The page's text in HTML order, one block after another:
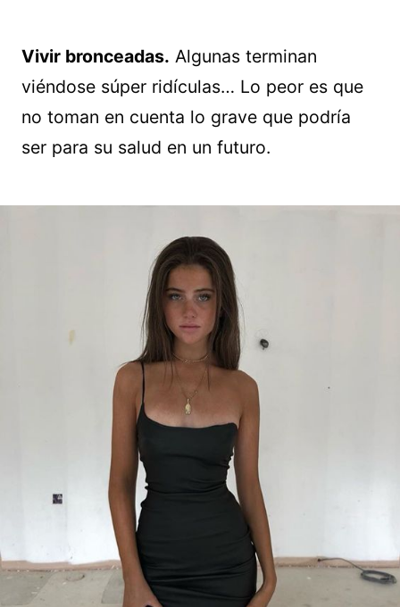
Vivir bronceadas. Algunas terminan
viéndose súper ridículas… Lo peor es que
no toman en cuenta lo grave que podría
ser para su salud en un futuro.